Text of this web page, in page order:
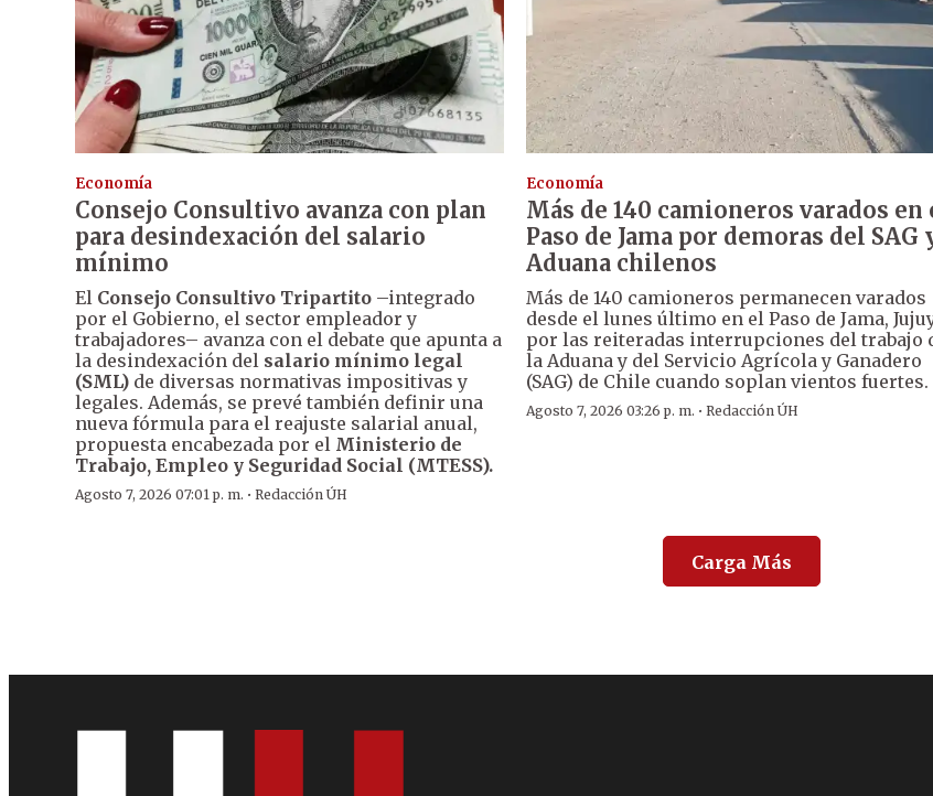
Economía
Consejo Consultivo avanza con plan
para desindexación del salario
mínimo
El Consejo Consultivo Tripartito –integrado
por el Gobierno, el sector empleador y
trabajadores– avanza con el debate que apunta a
la desindexación del salario mínimo legal
(SML) de diversas normativas impositivas y
legales. Además, se prevé también definir una
nueva fórmula para el reajuste salarial anual,
propuesta encabezada por el Ministerio de
Trabajo, Empleo y Seguridad Social (MTESS).
Agosto 7, 2026 07:01 p. m. · Redacción ÚH
Economía
Más de 140 camioneros varados en
Paso de Jama por demoras del SAG
Aduana chilenos
Más de 140 camioneros permanecen varados
desde el lunes último en el Paso de Jama,
por las reiteradas interrupciones del trabajo
la Aduana y del Servicio Agrícola y Ganadero
(SAG) de Chile cuando soplan vientos fuertes.
Agosto 7, 2026 03:26 p. m. ·Redacción ÚH
Carga Más